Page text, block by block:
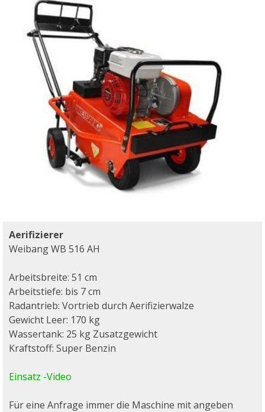
Aerifizierer
Weibang WB 516 AH
Arbeitsbreite: 51 cm
Arbeitstiefe: bis 7 cm
Radantrieb: Vortrieb durch Aerifizierwalze
Gewicht Leer: 170 kg
Wassertank: 25 kg Zusatzgewicht
Kraftstoff: Super Benzin
Einsatz -Video
Für eine Anfrage immer die Maschine mit angeben